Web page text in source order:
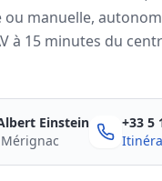
manuelle,
à 15 minutes du
Einstein
+33 5